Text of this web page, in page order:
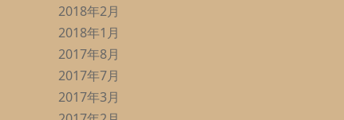
2018年2月
2018年1月
2017年8月
2017年7月
2017年3月